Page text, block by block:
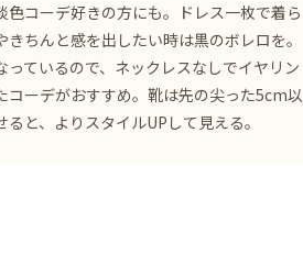
色コーデ好きの方にも。ドレス一枚で着ら
ちんと感を出したい時は黒のボレロを。
っているので、ネックレスなしでイヤリン
コーデがおすすめ。靴は先の尖った5cm以
と、よりスタイルUPして見える。